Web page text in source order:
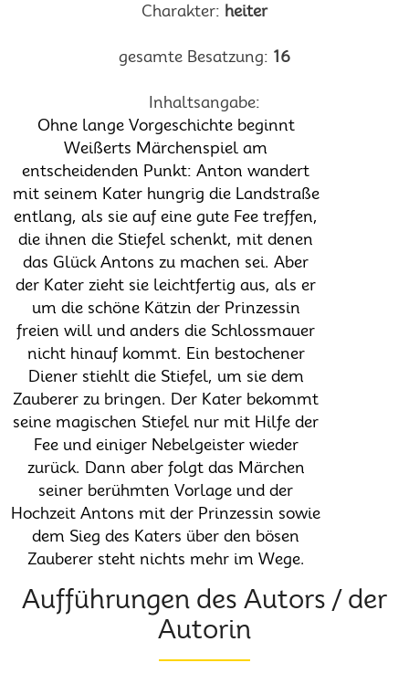
Charakter: heiter
gesamte Besatzung: 16
Inhaltsangabe:
Ohne lange Vorgeschichte beginnt
Weißerts Märchenspiel am
entscheidenden Punkt: Anton wandert
mit seinem Kater hungrig die Landstraße
entlang, als sie auf eine gute Fee treffen,
die ihnen die Stiefel schenkt, mit denen
das Glück Antons zu machen sei. Aber
der Kater zieht sie leichtfertig aus, als er
um die schöne Kätzin der Prinzessin
freien will und anders die Schlossmauer
nicht hinauf kommt. Ein bestochener
Diener stiehlt die Stiefel, um sie dem
Zauberer zu bringen. Der Kater bekommt
seine magischen Stiefel nur mit Hilfe der
Fee und einiger Nebelgeister wieder
zurück. Dann aber folgt das Märchen
seiner berühmten Vorlage und der
Hochzeit Antons mit der Prinzessin sowie
dem Sieg des Katers über den bösen
Zauberer steht nichts mehr im Wege.
Aufführungen des Autors / der
Autorin